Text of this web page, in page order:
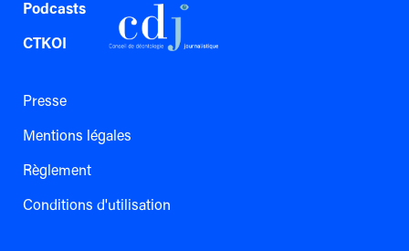
Podcasts
CTKOI
Presse
Mentions légales
Règlement
Conditions d'utilisation